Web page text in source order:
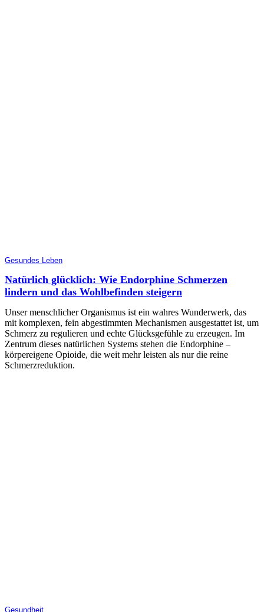
Gesundes Leben
Natürlich glücklich: Wie Endorphine Schmerzen
lindern und das Wohlbefinden steigern
Unser menschlicher Organismus ist ein wahres Wunderwerk, das
mit komplexen, fein abgestimmten Mechanismen ausgestattet ist, um
Schmerz zu regulieren und echte Glücksgefühle zu erzeugen. Im
Zentrum dieses natürlichen Systems stehen die Endorphine –
körpereigene Opioide, die weit mehr leisten als nur die reine
Schmerzreduktion.
Gesundheit